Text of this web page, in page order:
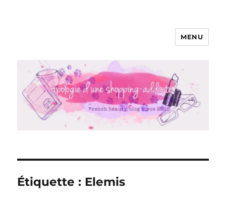
Apologie d'une Shopping-addicte
MENU
Étiquette : Elemis